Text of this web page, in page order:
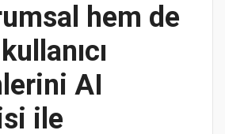
hem de
AI
ile